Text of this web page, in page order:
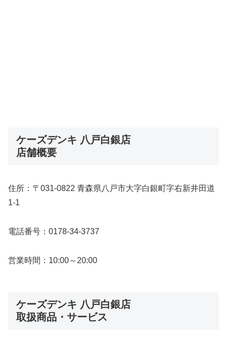
ケーズデンキ 八戸白銀店
店舗概要
住所：〒031-0822 青森県八戸市大字白銀町字右新井田道
1-1
電話番号：0178-34-3737
営業時間：10:00～20:00
ケーズデンキ 八戸白銀店
取扱商品・サービス